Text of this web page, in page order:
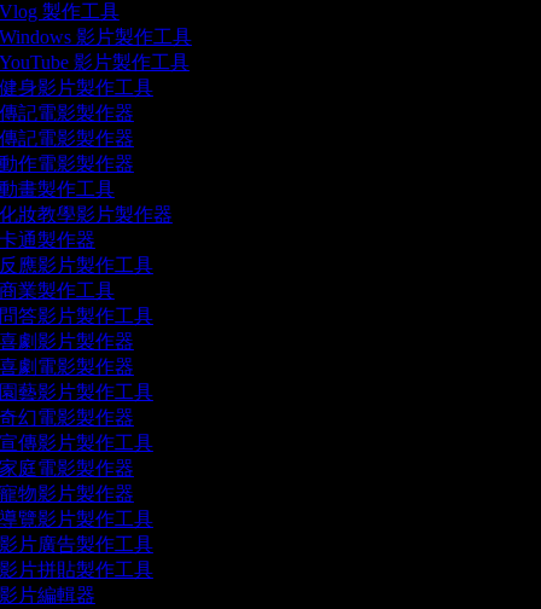
製作工具
影片製作工具
影片製作工具
身影片製作工具
記電影製作器
記電影製作器
作電影製作器
畫製作工具
妝教學影片製作器
通製作器
應影片製作工具
業製作工具
答影片製作工具
劇影片製作器
劇電影製作器
藝影片製作工具
幻電影製作器
傳影片製作工具
庭電影製作器
物影片製作器
覽影片製作工具
片廣告製作工具
片拼貼製作工具
片編輯器